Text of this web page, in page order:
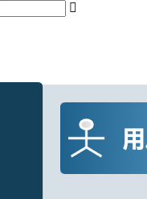
